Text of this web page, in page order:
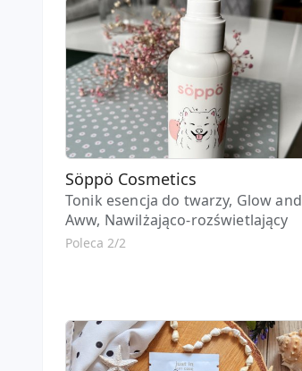
Söppö Cosmetics
Tonik esencja do twarzy, Glow and
Aww, Nawilżająco-rozświetlający
Poleca 2/2